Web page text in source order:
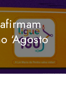
‘Agosto